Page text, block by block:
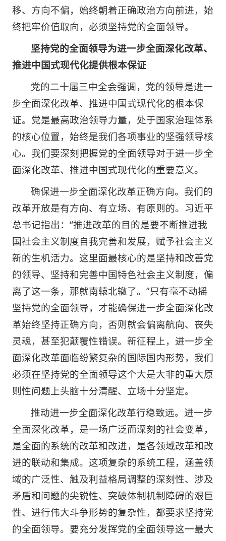
移、方向不偏，始终朝着正确政治方向前进，始
终把牢价值取向，必须坚持党的全面领导。
坚持党的全面领导为进一步全面深化改革、
推进中国式现代化提供根本保证
党的二十届三中全会强调，党的领导是进一
步全面深化改革、推进中国式现代化的根本保
证。党是最高政治领导力量，处于国家治理体系
的核心位置，始终是我们各项事业的坚强领导核
心。我们要深刻把握党的全面领导对于进一步全
面深化改革、推进中国式现代化的重要意义。
确保进一步全面深化改革正确方向。我们的
改革开放是有方向、有立场、有原则的。习近平
总书记指出：“推进改革的目的是要不断推进我
国社会主义制度自我完善和发展，赋予社会主义
新的生机活力。这里面最核心的是坚持和改善党
的领导、坚持和完善中国特色社会主义制度，偏
离了这一条，那就南辕北辙了。”只有毫不动摇
坚持党的全面领导，才能确保进一步全面深化改
革始终坚持正确方向，否则就会偏离航向、丧失
灵魂，甚至犯颠覆性错误。新征程上，进一步全
面深化改革面临纷繁复杂的国际国内形势，我们
必须在坚持党的全面领导这个大是大非的重大原
则性问题上头脑十分清醒、立场十分坚定。
推动进一步全面深化改革行稳致远。进一步
全面深化改革，是一场广泛而深刻的社会变革，
是全面的系统的改革和改进，是各领域改革和改
进的联动和集成。这项复杂的系统工程，涵盖领
域的广泛性、触及利益格局调整的深刻性、涉及
矛盾和问题的尖锐性、突破体制机制障碍的艰巨
性、进行伟大斗争形势的复杂性，都要求坚持党
的全面领导。要充分发挥党的全面领导这一最大